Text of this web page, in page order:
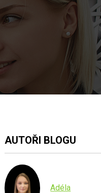
AUTOŘI BLOGU
Adéla